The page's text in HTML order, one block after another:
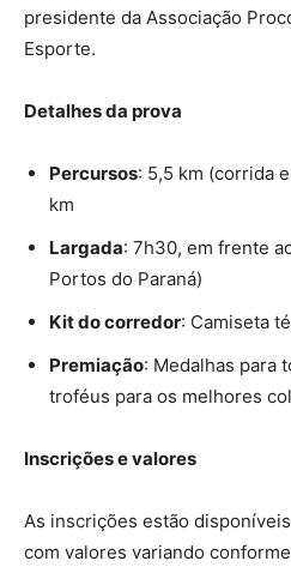
presidente da Associação
Esporte.
Detalhes da prova
Percursos: 5,5 km (corrida
km
Largada: 7h30, em frente
Portos do Paraná)
Kit do corredor: Camiseta
Premiação: Medalhas para
troféus para os melhores
Inscrições e valores
As inscrições estão
com valores variando